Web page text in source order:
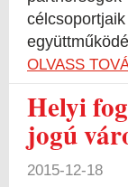
OLVASS
Helyi
jogú
2015-12-18